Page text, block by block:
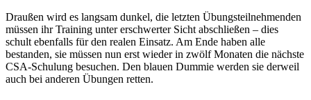
Draußen wird es langsam dunkel, die letzten Übungsteilnehmenden
müssen ihr Training unter erschwerter Sicht abschließen – dies
schult ebenfalls für den realen Einsatz. Am Ende haben alle
bestanden, sie müssen nun erst wieder in zwölf Monaten die nächste
CSA-Schulung besuchen. Den blauen Dummie werden sie derweil
auch bei anderen Übungen retten.